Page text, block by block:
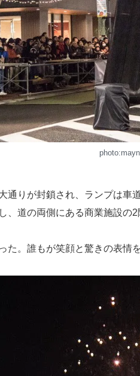
通りが封鎖され、ランプは車
、道の両側にある商業施設の
た。誰もが笑顔と驚きの表情